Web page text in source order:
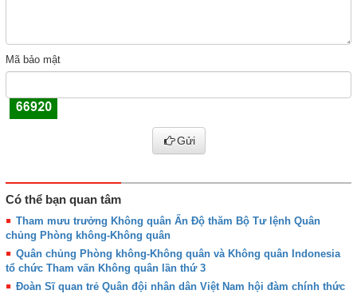
Mã bảo mật
Gửi
Có thể bạn quan tâm
Tham mưu trưởng Không quân Ấn Độ thăm Bộ Tư lệnh Quân
chủng Phòng không-Không quân
Quân chủng Phòng không-Không quân và Không quân Indonesia
tổ chức Tham vấn Không quân lần thứ 3
Đoàn Sĩ quan trẻ Quân đội nhân dân Việt Nam hội đàm chính thức